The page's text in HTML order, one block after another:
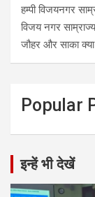
हम्पी विजयनगर
विजय नगर
जौहर और साका
Popular
इन्हें भी देखें